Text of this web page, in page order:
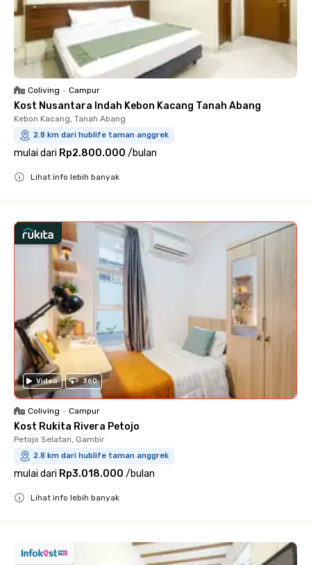
Coliving • Campur
Kost Nusantara Indah Kebon Kacang Tanah Abang
Kebon Kacang, Tanah Abang
2.8 km dari hublife taman anggrek
mulai dari Rp2.800.000 /bulan
Lihat info lebih banyak
Video 360
Coliving • Campur
Kost Rukita Rivera Petojo
Petojo Selatan, Gambir
2.8 km dari hublife taman anggrek
mulai dari Rp3.018.000 /bulan
Lihat info lebih banyak